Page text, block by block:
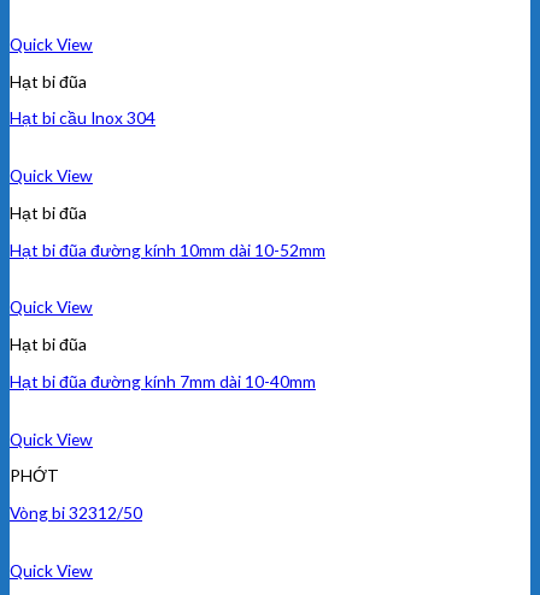
Quick View
Hạt bi đũa
Hạt bi cầu Inox 304
Quick View
Hạt bi đũa
Hạt bi đũa đường kính 10mm dài 10-52mm
Quick View
Hạt bi đũa
Hạt bi đũa đường kính 7mm dài 10-40mm
Quick View
PHỚT
Vòng bi 32312/50
Quick View